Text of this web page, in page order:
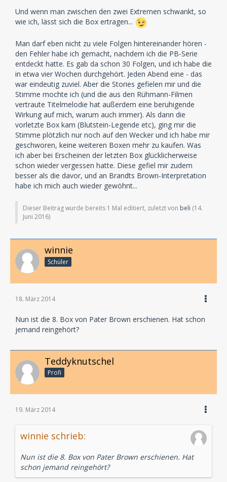
Und wenn man zwischen den zwei Extremen schwankt, so
wie ich, lässt sich die Box ertragen...
Man darf eben nicht zu viele Folgen hintereinander hören -
den Fehler habe ich gemacht, nachdem ich die PB-Serie
entdeckt hatte. Es gab da schon 30 Folgen, und ich habe die
in etwa vier Wochen durchgehört. Jeden Abend eine - das
war eindeutig zuviel. Aber die Stories gefielen mir und die
Stimme mochte ich (und die aus den Rühmann-Filmen
vertraute Titelmelodie hat außerdem eine beruhigende
Wirkung auf mich, warum auch immer). Als dann die
vorletzte Box kam (Blutstein-Legende etc), ging mir die
Stimme plötzlich nur noch auf den Wecker und ich habe mir
geschworen, keine weiteren Boxen mehr zu kaufen. Was
ich aber bei Erscheinen der letzten Box glücklicherweise
schon wieder vergessen hatte. Diese gefiel mir zudem
besser als die davor, und an Brandts Brown-Interpretation
habe ich mich auch wieder gewöhnt...
Dieser Beitrag wurde bereits 1 Mal editiert, zuletzt von beli (14.
Juni 2016)
winnie
Schüler
18. März 2014
Nun ist die 8. Box von Pater Brown erschienen. Hat schon
jemand reingehört?
Teddyknutschel
Profi
19. März 2014
winnie schrieb:
Nun ist die 8. Box von Pater Brown erschienen. Hat
schon jemand reingehört?